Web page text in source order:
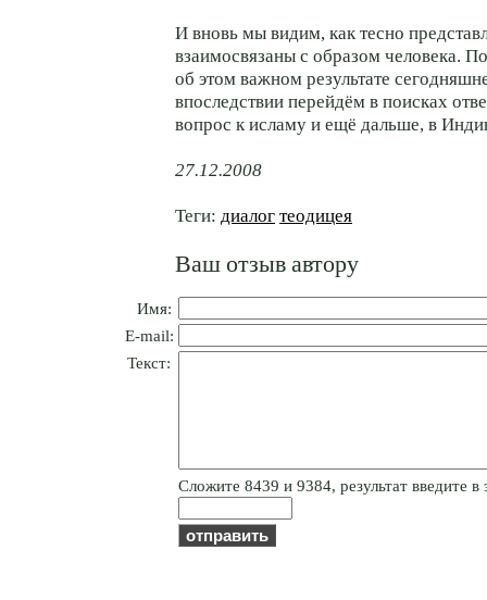
И вновь мы видим, как тесно
взаимосвязаны с образом человека.
об этом важном результате
впоследствии перейдём в поисках
вопрос к исламу и ещё дальше, в
27.12.2008
Теги: диалог теодицея
Ваш отзыв автору
Имя:
E-mail:
Текст:
Cлoжитe 8439 и 9384, результат введите в